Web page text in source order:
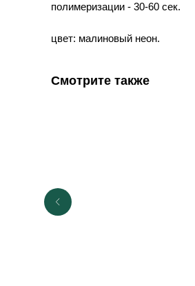
полимеризации - 30-60 сек.
цвет: малиновый неон.
Смотрите также